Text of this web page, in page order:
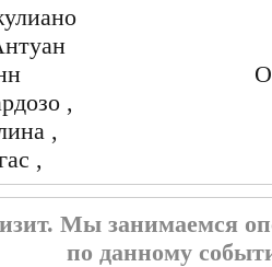
,
,
,
,
Мы занимаемся
по данному